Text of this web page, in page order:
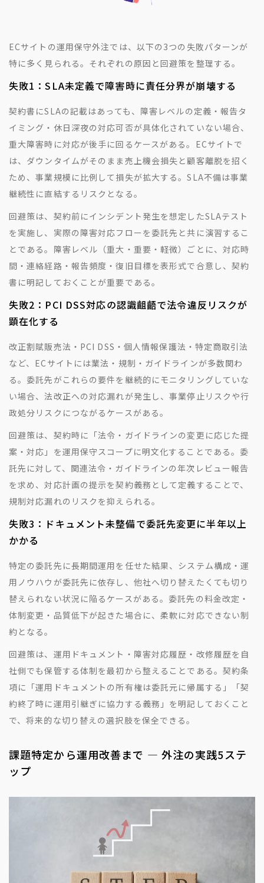
ECサイトの運用保守外注では、以下の3つの失敗パターンが
特に多く見られる。それぞれの原因と回避策を整理する。
失敗1：SLA未定義で障害時に責任分界が崩壊する
契約書にSLAの記載はあっても、障害レベルの定義・報告タ
イミング・休日深夜の対応可否が具体化されていない場合、
重大障害時に対応が後手に回るケースがある。ECサイトで
は、ダウンタイムがそのまま売上機会損失と顧客離脱を招く
ため、事業規模に比例して損失が拡大する。SLA不備は事業
継続性に直結するリスクとなる。
回避策は、契約前にインシデント発生を想定したSLAテスト
を実施し、実際の障害対応フローを委託先と共に演習するこ
とである。障害レベル（重大・重要・軽微）ごとに、対応時
間・連絡経路・報告頻度・復旧目標を表形式で合意し、契約
書に明記しておくことが重要である。
失敗2：PCI DSS対応の認識齟齬で法令違反リスクが
顕在化する
改正割賦販売法・PCI DSS・個人情報保護法・特定商取引法
など、ECサイトには業法・規制・ガイドラインが多数関わ
る。委託先がこれらの要件を継続的にモニタリングしていな
い場合、法改正への対応漏れが発生し、事業停止リスクや行
政処分リスクにつながるケースがある。
回避策は、契約時に「法令・ガイドラインの変更に応じた提
案・対応」を運用保守スコープに明文化することである。委
託先に対して、関連法令・ガイドラインの年次レビュー報告
を求め、対応計画の提示を契約義務として定義することで、
規制対応漏れのリスクを抑えられる。
失敗3：ドキュメント未整備で委託先変更に半年以上
かかる
特定の委託先に長期間運用を任せた結果、システム構成・運
用ノウハウが委託先に依存し、他社へ切り替えたくても切り
替えられない状況に陥るケースがある。委託先の料金改定・
体制変更・品質低下が起きた場合に、柔軟に対応できない制
約となる。
回避策は、運用ドキュメント・障害対応履歴・改修履歴を自
社側でも保管する体制を最初から整えることである。契約条
項に「運用ドキュメントの所有権は委託元に帰属する」「契
約終了時に運用引継ぎに協力する義務」を明記しておくこと
で、将来的な切り替えの選択肢を保全できる。
課題特定から運用改善まで — 外注の実践5ステ
ップ